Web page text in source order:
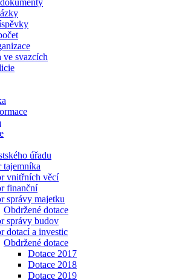
ve svazcích
úřadu
tajemníka
vnitřních věcí
finanční
správy majetku
Obdržené dotace
správy budov
dotací a investic
Obdržené dotace
Dotace 2017
Dotace 2018
Dotace 2019